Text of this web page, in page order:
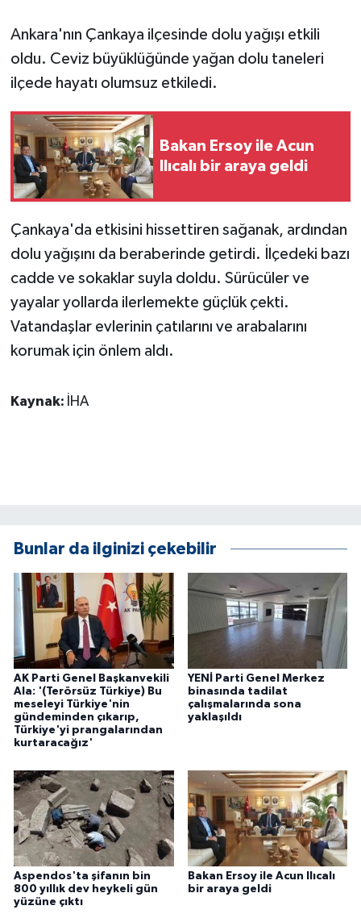
Ankara'nın Çankaya ilçesinde dolu yağışı etkili
oldu. Ceviz büyüklüğünde yağan dolu taneleri
ilçede hayatı olumsuz etkiledi.
Bakan Ersoy ile Acun
Ilıcalı bir araya geldi
Çankaya'da etkisini hissettiren sağanak, ardından
dolu yağışını da beraberinde getirdi. İlçedeki bazı
cadde ve sokaklar suyla doldu. Sürücüler ve
yayalar yollarda ilerlemekte güçlük çekti.
Vatandaşlar evlerinin çatılarını ve arabalarını
korumak için önlem aldı.
Kaynak: İHA
Bunlar da ilginizi çekebilir
AK Parti Genel Başkanvekili
Ala: '(Terörsüz Türkiye) Bu
meseleyi Türkiye'nin
gündeminden çıkarıp,
Türkiye'yi prangalarından
kurtaracağız'
YENİ Parti Genel Merkez
binasında tadilat
çalışmalarında sona
yaklaşıldı
Aspendos'ta şifanın bin
800 yıllık dev heykeli gün
yüzüne çıktı
Bakan Ersoy ile Acun Ilıcalı
bir araya geldi
Flaş Haber
Gayrimenkul
GENEL
GÜNDEM
Güvenlik
HABERDE İNSAN
İNSAN
İş Dünyası
Jandarma
Kadın
POLİTİKA
Sağlık
SİYASET
SPOR HABERLERİ
TEKNOLOJİ
ÜLKE GÜNDEMİ
YAŞAM
YEREL